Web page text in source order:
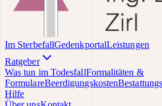
Im SterbefallGedenkportalLeistungen
Ratgeber
Was tun im TodesfallFormalitäten &
FormulareBeerdigungskosten
Hilfe